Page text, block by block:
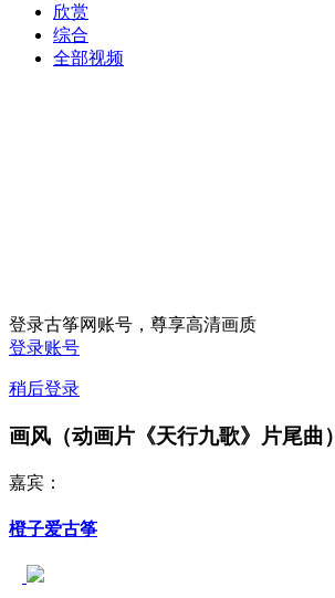
欣赏
综合
全部视频
登录古筝网账号，尊享高清画质
登录账号
稍后登录
画风（动画片《天行九歌》片尾曲）
嘉宾：
橙子爱古筝